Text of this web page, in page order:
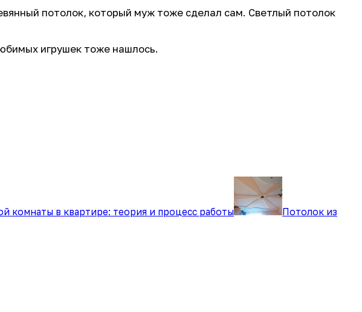
потолок, который муж тоже сделал сам. Светлый потолок
игрушек тоже нашлось.
комнаты в квартире: теория и процесс работы
Потолок из